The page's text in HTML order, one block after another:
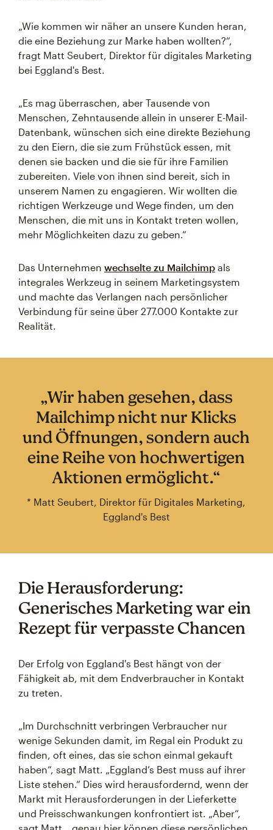
„Wie kommen wir näher an unsere Kunden heran,
die eine Beziehung zur Marke haben wollten?“,
fragt Matt Seubert, Direktor für digitales Marketing
bei Eggland's Best.
„Es mag überraschen, aber Tausende von
Menschen, Zehntausende allein in unserer E-Mail-
Datenbank, wünschen sich eine direkte Beziehung
zu den Eiern, die sie zum Frühstück essen, mit
denen sie backen und die sie für ihre Familien
zubereiten. Viele von ihnen sind bereit, sich in
unserem Namen zu engagieren. Wir wollten die
richtigen Werkzeuge und Wege finden, um den
Menschen, die mit uns in Kontakt treten wollen,
mehr Möglichkeiten dazu zu geben.“
Das Unternehmen wechselte zu Mailchimp als
integrales Werkzeug in seinem Marketingsystem
und machte das Verlangen nach persönlicher
Verbindung für seine über 277.000 Kontakte zur
Realität.
„Wir haben gesehen, dass
Mailchimp nicht nur Klicks
und Öffnungen, sondern auch
eine Reihe von hochwertigen
Aktionen ermöglicht.“
* Matt Seubert, Direktor für Digitales Marketing,
Eggland's Best
Die Herausforderung:
Generisches Marketing war ein
Rezept für verpasste Chancen
Der Erfolg von Eggland's Best hängt von der
Fähigkeit ab, mit dem Endverbraucher in Kontakt
zu treten.
„Im Durchschnitt verbringen Verbraucher nur
wenige Sekunden damit, im Regal ein Produkt zu
finden, oft eines, das sie schon einmal gekauft
haben“, sagt Matt. „Eggland’s Best muss auf ihrer
Liste stehen.“ Dies wird herausfordernd, wenn der
Markt mit Herausforderungen in der Lieferkette
und Preisschwankungen konfrontiert ist. „Aber“,